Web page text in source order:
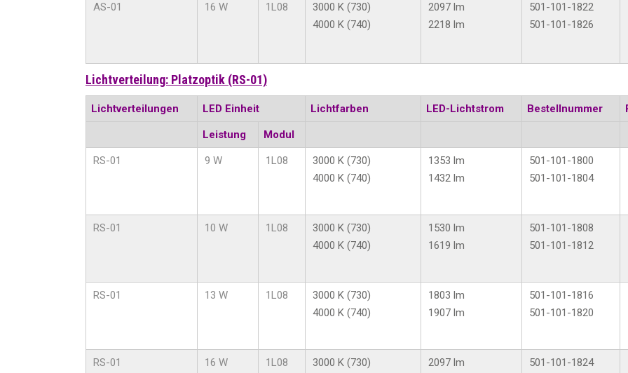
AS-01 16 W 1L08
3000 K (730)
4000 K (740)
2097 lm
2218 lm
501-101-1822
501-101-1826
Lichtverteilung: Platzoptik (RS-01)
RS-01 9 W 1L08
3000 K (730)
4000 K (740)
1353 lm
1432 lm
501-101-1800
501-101-1804
RS-01 10 W 1L08
3000 K (730)
4000 K (740)
1530 lm
1619 lm
501-101-1808
501-101-1812
RS-01 13 W 1L08
3000 K (730)
4000 K (740)
1803 lm
1907 lm
501-101-1816
501-101-1820
RS-01 16 W 1L08
3000 K (730)
2097 lm
501-101-1824
Lichtverteilungen LED Einheit Lichtfarben LED-Lichtstrom Bestellnummer
Leistung Modul